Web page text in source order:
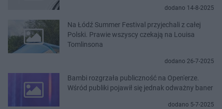
dodano 14-8-2025
Na Łódź Summer Festival przyjechali z całej
Polski. Prawie wszyscy czekają na Louisa
Tomlinsona
dodano 26-7-2025
Bambi rozgrzała publiczność na Open'erze.
Wśród publiki pojawił się jednak odważny baner
dodano 5-7-2025